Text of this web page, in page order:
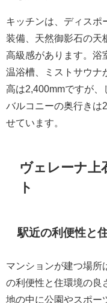
キッチンは、ディスポ
装備、天然御影石の天
高級感があります。浴
温浴槽、ミストサウナ
高は2,400mmですが、
バルコニーの奥行きは
せています。
ヴェレーナ上
ト
駅近の利便性と
マンションが建つ場所
の利便性と住環境の良
地の中に公園やスポー